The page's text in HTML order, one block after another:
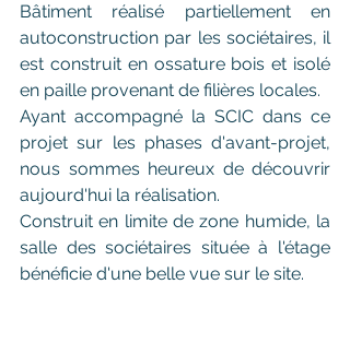
Bâtiment réalisé partiellement en
autoconstruction par les sociétaires, il
est construit en ossature bois et isolé
en paille provenant de filières locales.
Ayant accompagné la SCIC dans ce
projet sur les phases d'avant-projet,
nous sommes heureux de découvrir
aujourd'hui la réalisation.
Construit en limite de zone humide, la
salle des sociétaires située à l'étage
bénéficie d'une belle vue sur le site.